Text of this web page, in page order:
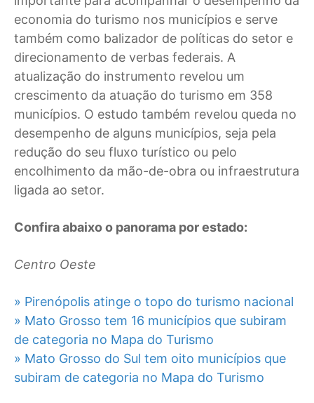
economia do turismo nos municípios e serve
também como balizador de políticas do setor e
direcionamento de verbas federais. A
atualização do instrumento revelou um
crescimento da atuação do turismo em 358
municípios. O estudo também revelou queda no
desempenho de alguns municípios, seja pela
redução do seu fluxo turístico ou pelo
encolhimento da mão-de-obra ou infraestrutura
ligada ao setor.
Confira abaixo o panorama por estado:
Centro Oeste
» Pirenópolis atinge o topo do turismo nacional
» Mato Grosso tem 16 municípios que subiram
de categoria no Mapa do Turismo
» Mato Grosso do Sul tem oito municípios que
subiram de categoria no Mapa do Turismo